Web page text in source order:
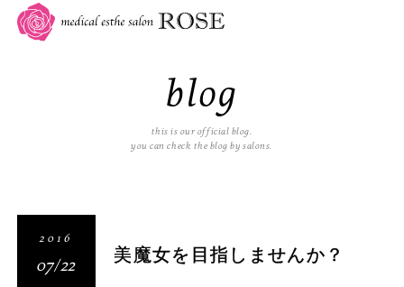
blog
this is our official blog.
you can check the blog by salons.
2016
07/22 美魔女を目指しませんか？